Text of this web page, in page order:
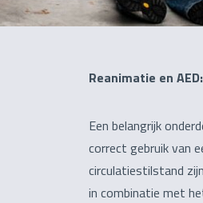
Reanimatie en
Een belangrijk
correct gebruik van
circulatiestilstand
in combinatie met